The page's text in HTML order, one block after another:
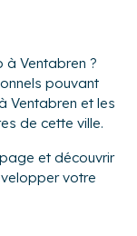
à Ventabren ?
pouvant
Ventabren et les
de cette ville.
et découvrir
votre